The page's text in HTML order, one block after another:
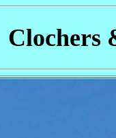
Clochers